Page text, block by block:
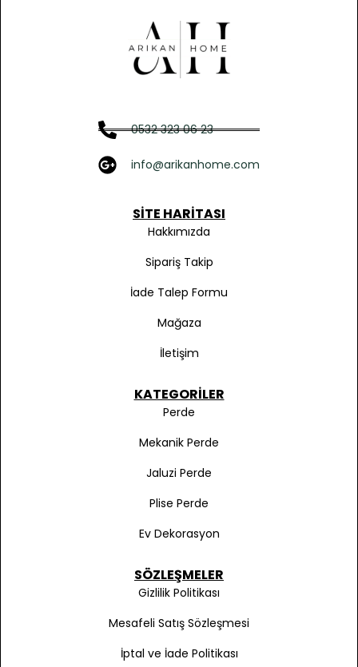
0532 323 06 23
info@arikanhome.com
SITE HARITASI
Hakkımızda
Sipariş Takip
İade Talep Formu
Mağaza
İletişim
KATEGORILER
Perde
Mekanik Perde
Jaluzi Perde
Plise Perde
Ev Dekorasyon
SÖZLEŞMELER
Gizlilik Politikası
Mesafeli Satış Sözleşmesi
İptal ve İade Politikası